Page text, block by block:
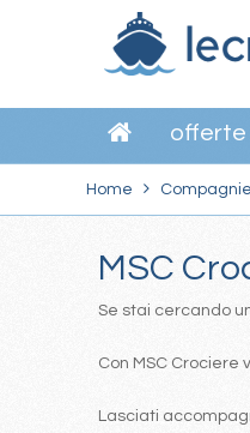
offerte
Home Compagnie
MSC
Se stai cercando
Con MSC
Lasciati